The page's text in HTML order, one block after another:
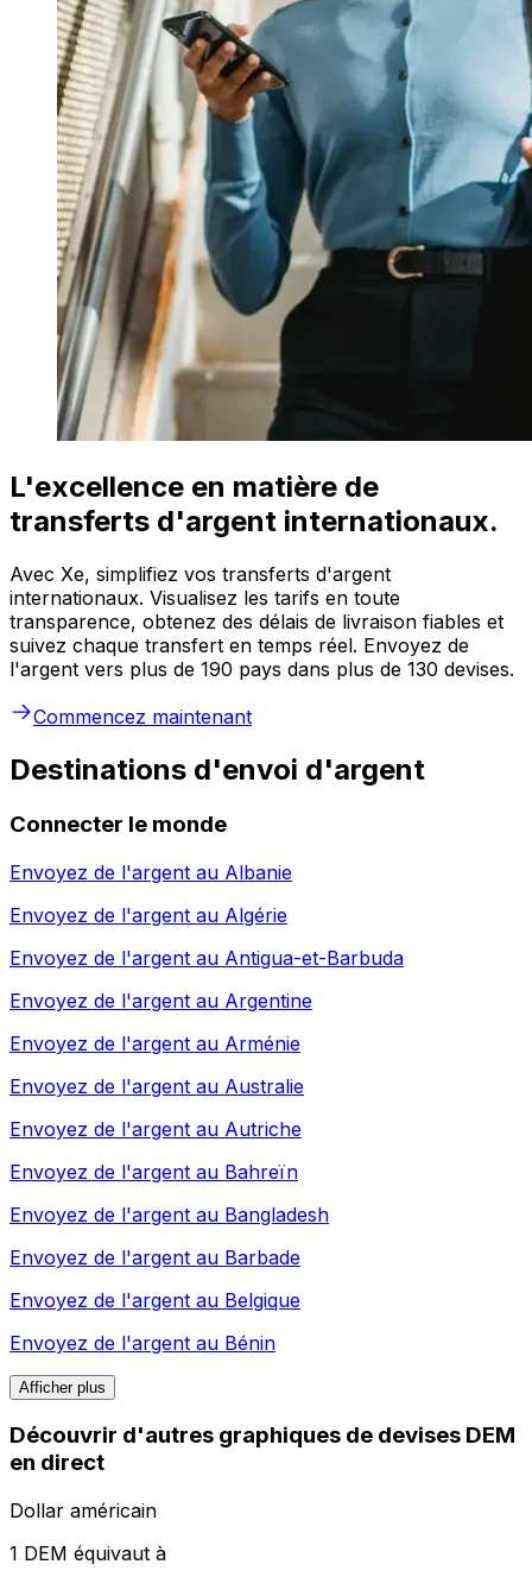
L'excellence en matière de
transferts d'argent internationaux.
Avec Xe, simplifiez vos transferts d'argent
internationaux. Visualisez les tarifs en toute
transparence, obtenez des délais de livraison fiables et
suivez chaque transfert en temps réel. Envoyez de
l'argent vers plus de 190 pays dans plus de 130 devises.
Commencez maintenant
Destinations d'envoi d'argent
Connecter le monde
Envoyez de l'argent au Albanie
Envoyez de l'argent au Algérie
Envoyez de l'argent au Antigua-et-Barbuda
Envoyez de l'argent au Argentine
Envoyez de l'argent au Arménie
Envoyez de l'argent au Australie
Envoyez de l'argent au Autriche
Envoyez de l'argent au Bahreïn
Envoyez de l'argent au Bangladesh
Envoyez de l'argent au Barbade
Envoyez de l'argent au Belgique
Envoyez de l'argent au Bénin
Afficher plus
Découvrir d'autres graphiques de devises DEM
en direct
Dollar américain
1 DEM équivaut à